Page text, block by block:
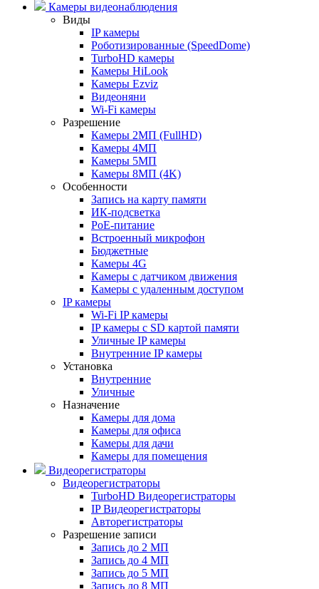
Камеры видеонаблюдения
Виды
IP камеры
Роботизированные (SpeedDome)
TurboHD камеры
Камеры HiLook
Камеры Ezviz
Видеоняни
Wi-Fi камеры
Разрешение
Камеры 2МП (FullHD)
Камеры 4МП
Камеры 5МП
Камеры 8МП (4K)
Особенности
Запись на карту памяти
ИК-подсветка
PoE-питание
Встроенный микрофон
Бюджетные
Камеры 4G
Камеры с датчиком движения
Камеры с удаленным доступом
IP камеры
Wi-Fi IP камеры
IP камеры с SD картой памяти
Уличные IP камеры
Внутренние IP камеры
Установка
Внутренние
Уличные
Назначение
Камеры для дома
Камеры для офиса
Камеры для дачи
Камеры для помещения
Видеорегистраторы
Видеорегистраторы
TurboHD Видеорегистраторы
IP Видеорегистраторы
Авторегистраторы
Разрешение записи
Запись до 2 МП
Запись до 4 МП
Запись до 5 МП
Запись до 8 МП